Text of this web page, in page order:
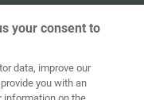
Zaštita
podataka
your consent to
data, improve our
you with an